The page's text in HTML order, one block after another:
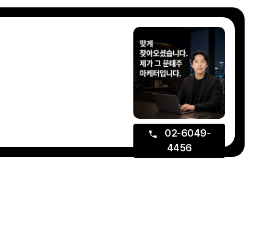
02-6049-
4456